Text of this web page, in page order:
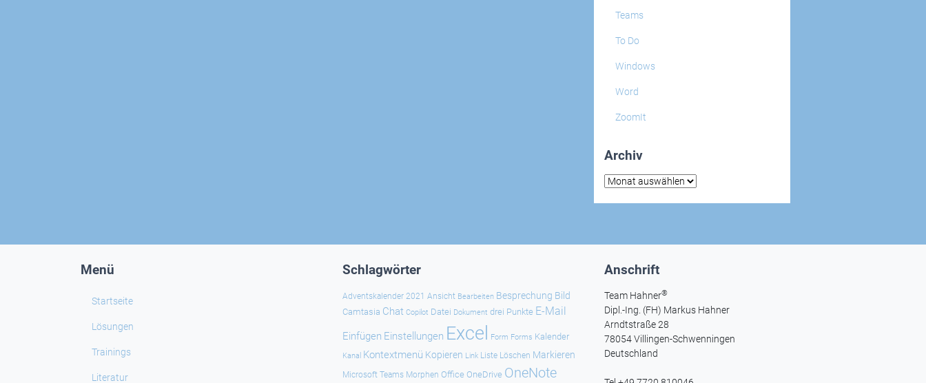
Teams
To Do
Windows
Word
ZoomIt
Archiv
Archiv
Menü
Startseite
Lösungen
Trainings
Literatur
Schlagwörter
Adventskalender 2021 Ansicht Bearbeiten Besprechung Bild
Camtasia Chat Copilot Datei Dokument drei Punkte E-Mail
Einfügen Einstellungen Excel Form Forms Kalender
Kanal Kontextmenü Kopieren Link Liste Löschen Markieren
Microsoft Teams Morphen Office OneDrive OneNote
Anschrift
Team Hahner®
Dipl.-Ing. (FH) Markus Hahner
Arndtstraße 28
78054 Villingen-Schwenningen
Deutschland